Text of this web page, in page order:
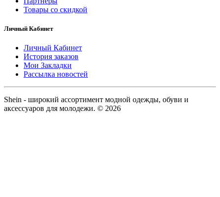
Товары со скидкой
Личный Кабинет
Личный Кабинет
История заказов
Мои Закладки
Рассылка новостей
Shein - широкий ассортимент модной одежды, обуви и
аксессуаров для молодежи. © 2026